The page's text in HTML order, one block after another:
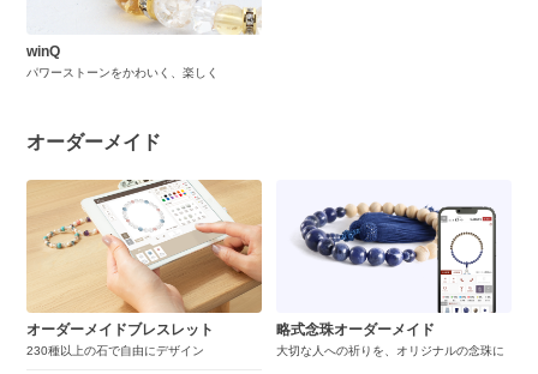
winQ
パワーストーンをかわいく、楽しく
オーダーメイド
オーダーメイドブレスレット
230種以上の石で自由にデザイン
略式念珠オーダーメイド
大切な人への祈りを、オリジナルの念珠に